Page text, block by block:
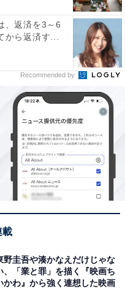
、返済を3～6
から返済す...
Recommended by
載
野圭吾や湊かなえだけじゃな
、「業と罪」を描く『映画ち
かわ』から強く連想した映画